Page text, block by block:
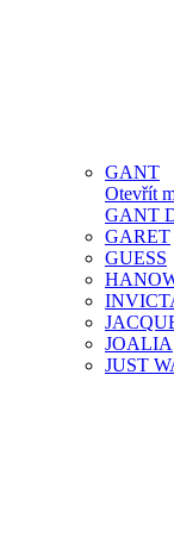
GANT
Otevřít
GANT
GARET
GUESS
JOALIA
JUST